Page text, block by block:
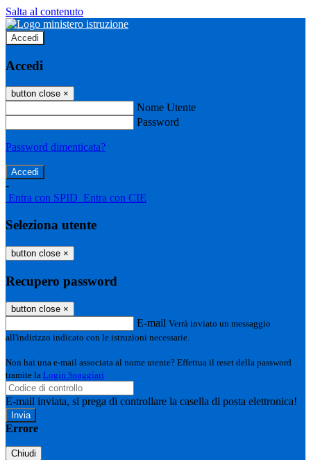
Salta al contenuto
Accedi
Accedi
button close ×
Nome Utente
Password
Password dimenticata?
-
Entra con SPID Entra con CIE
Seleziona utente
button close ×
Recupero password
button close ×
E-mail Verrà inviato un messaggio
all'indirizzo indicato con le istruzioni necessarie.
Non hai una e-mail associata al nome utente? Effettua il reset della password
tramite la Login Spaggiari
E-mail inviata, si prega di controllare la casella di posta elettronica!
Errore
Chiudi